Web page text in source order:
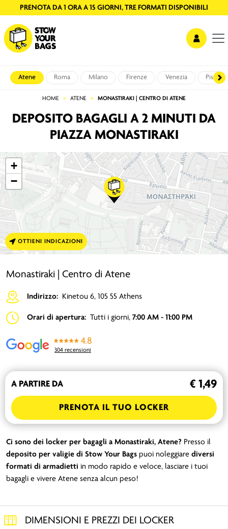
PRENOTA DA 1 ORA A 15 GIORNI, TRE FORMATI DISPONIBILI
Atene Roma Milano Firenze Venezia Pisa
HOME ATENE MONASTIRAKI | CENTRO DI ATENE
DEPOSITO BAGAGLI A 2 MINUTI DA
PIAZZA MONASTIRAKI
+
−
OTTIENI INDICAZIONI
Monastiraki | Centro di Atene
Indirizzo: Kinetou 6, 105 55 Athens
Orari di apertura: Tutti i giorni, 7:00 AM - 11:00 PM
4.8
304 recensioni
A PARTIRE DA € 1,49
PRENOTA IL TUO LOCKER
Ci sono dei locker per bagagli a Monastiraki, Atene? Presso il
deposito per valigie di Stow Your Bags puoi noleggiare diversi
formati di armadietti in modo rapido e veloce, lasciare i tuoi
bagagli e vivere Atene senza alcun peso!
DIMENSIONI E PREZZI DEI LOCKER